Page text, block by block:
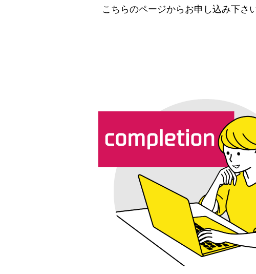
こちらのページからお申し込み下さい